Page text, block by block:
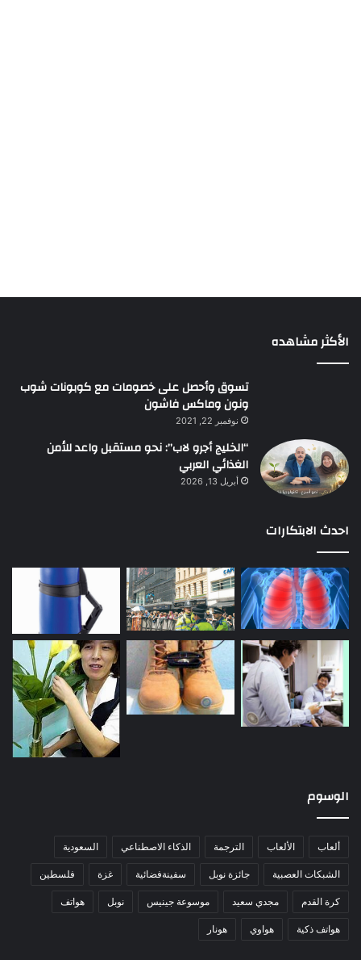
الأكثر مشاهده
تسوق وأحصل على خصومات مع كوبونات شوب
ونون وماكس فاشون
نوفمبر 22, 2021
“الخليج أجرو لاب”: نحو مستقبل واعد للأمن
الغذائي العربي
أبريل 13, 2026
احدث الابتكارات
الوسوم
ألعاب الألعاب الترجمة الذكاء الاصطناعي السعودية
الشبكات العصبية جائزة نوبل سفينةفضائية غزة فلسطين
كرة القدم مجدي سعيد موسوعة جينيس نوبل هواتف
هواتف ذكية هواوي هونار